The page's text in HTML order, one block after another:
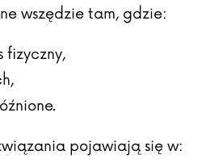
wszędzie tam, gdzie:
fizyczny,
pojawiają się w: